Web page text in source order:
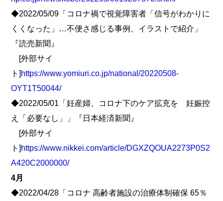
◆2022/05/09「コロナ禍で視覚障害者「信号がわかりに
くくなった」…不便さ感じる事例、イラストで紹介」
『読売新聞』
[外部サイ
ト] https://www.yomiuri.co.jp/national/20220508-
OYT1T50044/
◆2022/05/01「妊産婦、コロナ下のケア拡充を 妊娠控
え「必要なし」」『日本経済新聞』
[外部サイ
ト] https://www.nikkei.com/article/DGXZQOUA2273P0S2
A420C2000000/
4月
◆2022/04/28「コロナ 高齢者施設の治療体制確保 65％